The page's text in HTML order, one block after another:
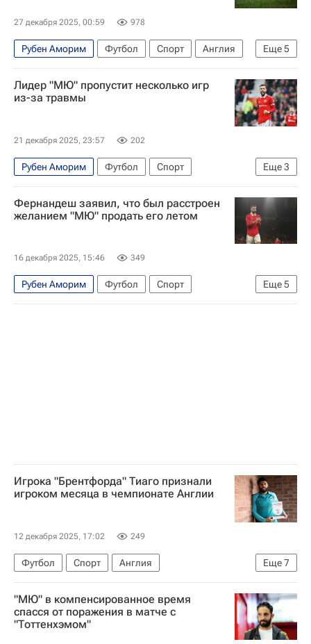
27 декабря 2025, 00:59 978
Еще5
Рубен Аморим Футбол Спорт
Англия
Манчестер
АПЛ 2026-2027 (Чемпионат Англии по футболу)
Вулверхэмптон
Лидер "МЮ" пропустит несколько игр
из-за травмы
21 декабря 2025, 23:57 202
Еще3
Рубен Аморим Футбол
Спорт
Бруну Фернандеш
Манчестер Юнайтед
АПЛ 2026-2027 (Чемпионат Англии по футболу)
Фернандеш заявил, что был расстроен
желанием "МЮ" продать его летом
16 декабря 2025, 15:46 349
Еще5
Рубен Аморим Футбол
Спорт
Саудовская Аравия
Бруну Фернандеш
Игрока "Брентфорда" Тиаго признали
игроком месяца в чемпионате Англии
12 декабря 2025, 17:02 249
Еще7
Футбол Спорт
Англия
АПЛ 2026-2027 (Чемпионат Англии по футболу)
Харви Барнс
Жереми Доку
Бруну Фернандеш
"МЮ" в компенсированное время
спасся от поражения в матче с
"Тоттенхэмом"